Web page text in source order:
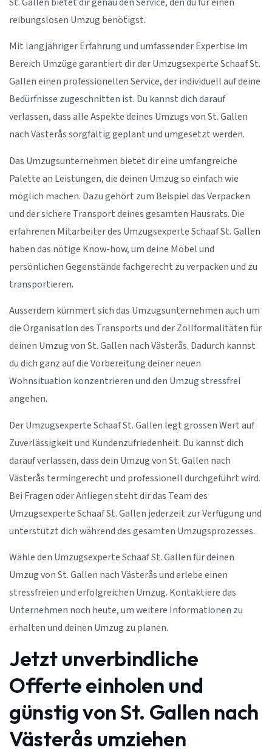
St. Gallen bietet dir genau den Service, den du für einen
reibungslosen Umzug benötigst.
Mit langjähriger Erfahrung und umfassender Expertise im
Bereich Umzüge garantiert dir der Umzugsexperte Schaaf St.
Gallen einen professionellen Service, der individuell auf deine
Bedürfnisse zugeschnitten ist. Du kannst dich darauf
verlassen, dass alle Aspekte deines Umzugs von St. Gallen
nach Västerås sorgfältig geplant und umgesetzt werden.
Das Umzugsunternehmen bietet dir eine umfangreiche
Palette an Leistungen, die deinen Umzug so einfach wie
möglich machen. Dazu gehört zum Beispiel das Verpacken
und der sichere Transport deines gesamten Hausrats. Die
erfahrenen Mitarbeiter des Umzugsexperte Schaaf St. Gallen
haben das nötige Know-how, um deine Möbel und
persönlichen Gegenstände fachgerecht zu verpacken und zu
transportieren.
Ausserdem kümmert sich das Umzugsunternehmen auch um
die Organisation des Transports und der Zollformalitäten für
deinen Umzug von St. Gallen nach Västerås. Dadurch kannst
du dich ganz auf die Vorbereitung deiner neuen
Wohnsituation konzentrieren und den Umzug stressfrei
angehen.
Der Umzugsexperte Schaaf St. Gallen legt grossen Wert auf
Zuverlässigkeit und Kundenzufriedenheit. Du kannst dich
darauf verlassen, dass dein Umzug von St. Gallen nach
Västerås termingerecht und professionell durchgeführt wird.
Bei Fragen oder Anliegen steht dir das Team des
Umzugsexperte Schaaf St. Gallen jederzeit zur Verfügung und
unterstützt dich während des gesamten Umzugsprozesses.
Wähle den Umzugsexperte Schaaf St. Gallen für deinen
Umzug von St. Gallen nach Västerås und erlebe einen
stressfreien und erfolgreichen Umzug. Kontaktiere das
Unternehmen noch heute, um weitere Informationen zu
erhalten und deinen Umzug zu planen.
Jetzt unverbindliche
Offerte einholen und
günstig von St. Gallen nach
Västerås umziehen